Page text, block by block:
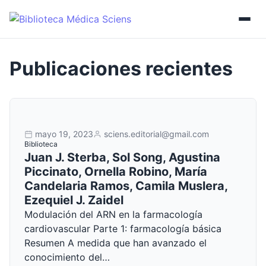
mayo 19, 2023 sciens.editorial@gmail.com
Biblioteca
Juan J. Sterba, Sol Song, Agustina
Piccinato, Ornella Robino, María
Candelaria Ramos, Camila Muslera,
Ezequiel J. Zaidel
Modulación del ARN en la farmacología
cardiovascular Parte 1: farmacología básica
Resumen A medida que han avanzado el
conocimiento del…